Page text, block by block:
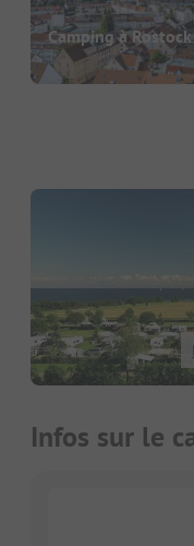
Camping à Rostock
Infos sur le